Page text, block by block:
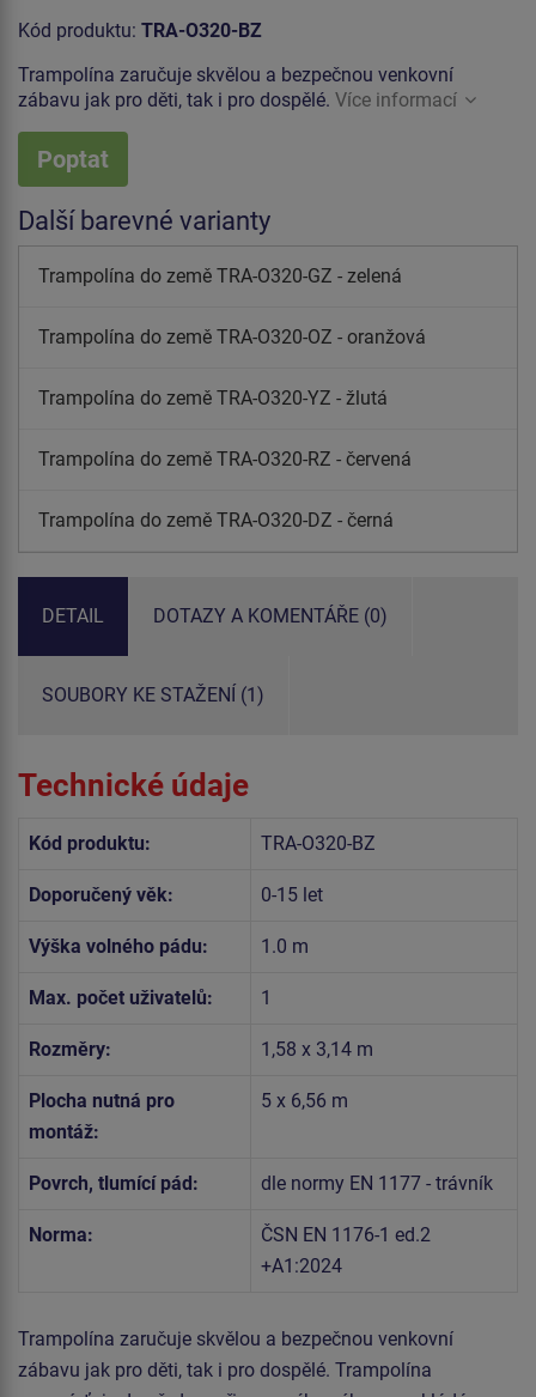
Kód produktu: TRA-O320-BZ
Trampolína zaručuje skvělou a bezpečnou venkovní
zábavu jak pro děti, tak i pro dospělé. Více informací
Poptat
Další barevné varianty
Trampolína do země TRA-O320-GZ - zelená
Trampolína do země TRA-O320-OZ - oranžová
Trampolína do země TRA-O320-YZ - žlutá
Trampolína do země TRA-O320-RZ - červená
Trampolína do země TRA-O320-DZ - černá
DETAIL DOTAZY A KOMENTÁŘE (0)
SOUBORY KE STAŽENÍ (1)
Technické údaje
Kód produktu: TRA-O320-BZ
Doporučený věk: 0-15 let
Výška volného pádu: 1.0 m
Max. počet uživatelů: 1
Rozměry: 1,58 x 3,14 m
Plocha nutná pro
montáž:
5 x 6,56 m
Povrch, tlumící pád: dle normy EN 1177 - trávník
Norma:
ČSN EN 1176-1 ed.2
+A1:2024
Trampolína zaručuje skvělou a bezpečnou venkovní
zábavu jak pro děti, tak i pro dospělé. Trampolína